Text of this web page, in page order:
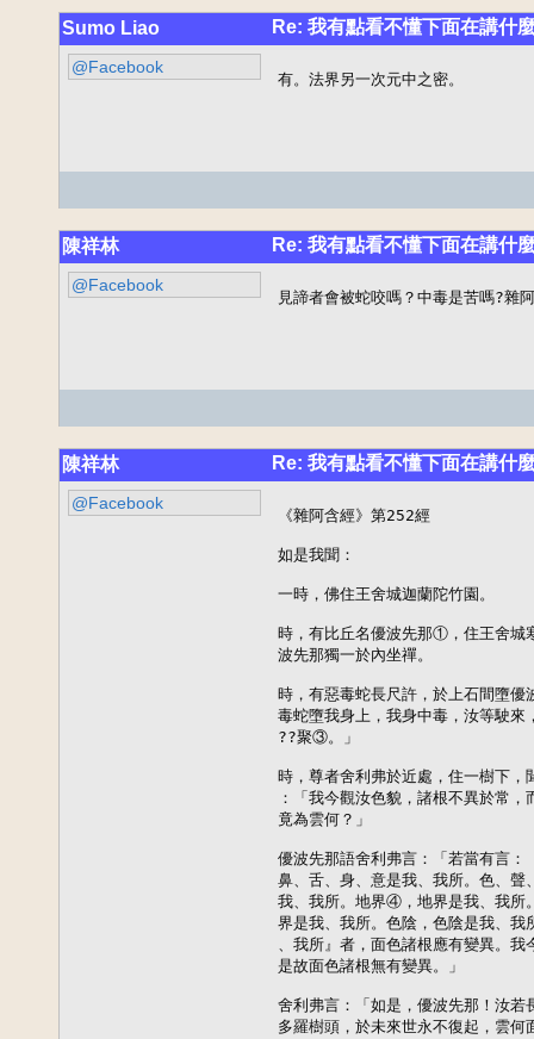
Sumo Liao Re: 我有點看不懂下面在講什
@Facebook
有。法界另一次元中之密。
陳祥林 Re: 我有點看不懂下面在講什
@Facebook
見諦者會被蛇咬嗎？中毒是苦嗎?雜
陳祥林 Re: 我有點看不懂下面在講什
@Facebook
《雜阿含經》第252經
如是我聞：
一時，佛住王舍城迦蘭陀竹園。
時，有比丘名優波先那①，住王舍城
波先那獨一於內坐禪。
時，有惡毒蛇長尺許，於上石間墮
毒蛇墮我身上，我身中毒，汝等駛
??聚③。」
時，尊者舍利弗於近處，住一樹下
：「我今觀汝色貌，諸根不異於常
竟為雲何？」
優波先那語舍利弗言：「若當有言
鼻、舌、身、意是我、我所。色、
我、我所。地界④，地界是我、我所
界是我、我所。色陰，色陰是我、
、我所』者，面色諸根應有變異。
是故面色諸根無有變異。」
舍利弗言：「如是，優波先那！汝
多羅樹頭，於未來世永不復起，雲何